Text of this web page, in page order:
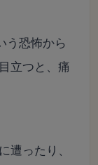
う恐怖から
立つと、痛
遭ったり、